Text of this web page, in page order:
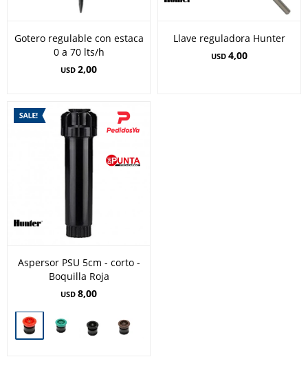
Gotero regulable con estaca
0 a 70 lts/h
USD 2,00
Llave reguladora Hunter
USD 4,00
Aspersor PSU 5cm - corto -
Boquilla Roja
USD 8,00